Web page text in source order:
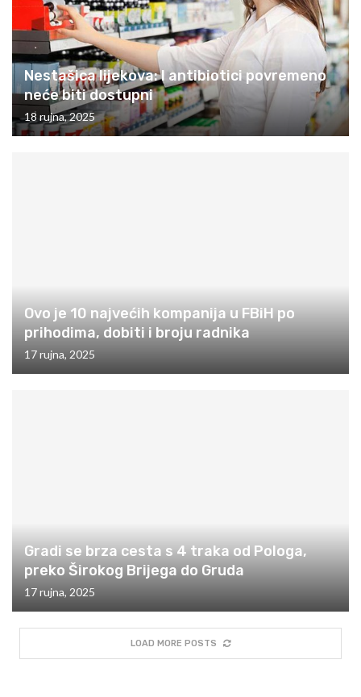
Nestašica lijekova: I antibiotici povremeno
neće biti dostupni
18 rujna, 2025
Ovo je 10 najvećih kompanija u FBiH po
prihodima, dobiti i broju radnika
17 rujna, 2025
Gradi se brza cesta s 4 traka od Pologa,
preko Širokog Brijega do Gruda
17 rujna, 2025
LOAD MORE POSTS